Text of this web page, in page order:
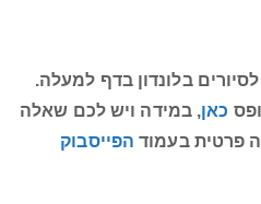
בלונדון בדף למעלה.
כאן, במידה ויש לכם שאלה
פרטית בעמוד הפייסבוק